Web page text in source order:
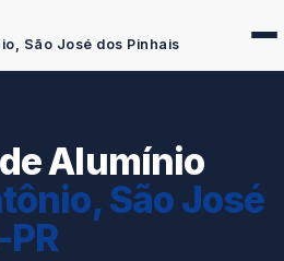
São José dos Pinhais
Alumínio
São José